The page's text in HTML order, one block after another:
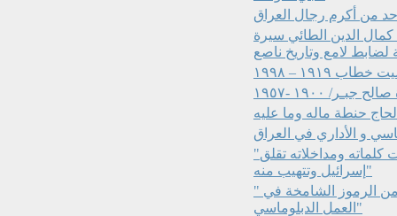
من أكرم رجال العراق
الدين الطائي سيرة
لامع وتاريخ ناصع
– ١٩٩٨
١٩٠٠ -١٩٥٧
حنطة ماله وما عليه
و الأداري في العراق
"الدبلوماسية في العلاقات الدولية، وسام الزهاوي الذي كانت كلماته ومداخلاته تقلق
إسرائيل وتتهيب منه"
" وصف الدبلوماسية في العلاقات الدولية، عصمت كتاني رمز من الرموز الشامخة في
العمل الدبلوماسي"